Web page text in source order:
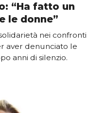
“Ha fatto un
le donne”
nei confronti
aver denunciato le
anni di silenzio.